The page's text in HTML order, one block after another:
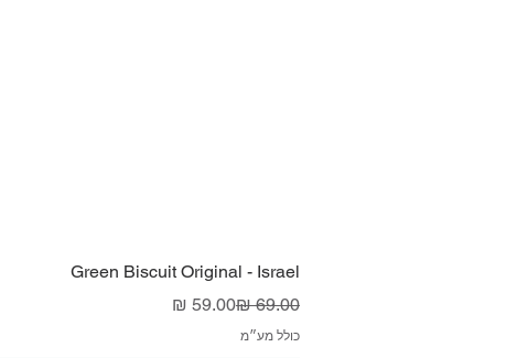
Green Biscuit Original - Israel
מחיר רגיל
מחיר מבצע
כולל מע״מ